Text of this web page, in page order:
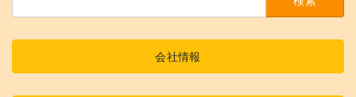
会社情報